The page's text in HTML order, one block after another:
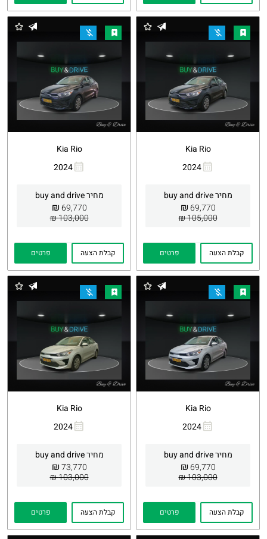
Kia Rio
2024
מחיר buy and drive
69,770
₪
105,000 ₪
Whatsapp
קבלת הצעה פרטים
Kia Rio
2024
מחיר buy and drive
69,770
₪
103,000 ₪
Whatsapp
קבלת הצעה פרטים
Kia Rio
2024
מחיר buy and drive
69,770
₪
103,000 ₪
Whatsapp
קבלת הצעה פרטים
Kia Rio
2024
מחיר buy and drive
73,770
₪
103,000 ₪
Whatsapp
קבלת הצעה פרטים